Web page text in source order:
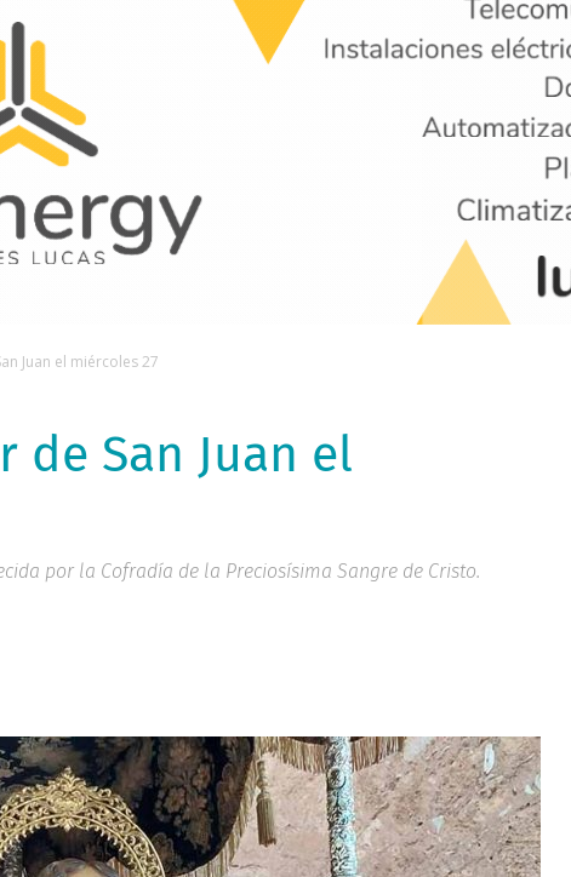
Juan el miércoles 27
de San Juan el
por la Cofradía de la Preciosísima Sangre de Cristo.